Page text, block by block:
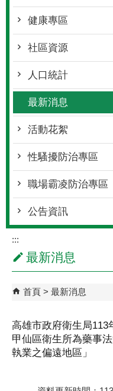
健康專區
社區資源
人口統計
最新消息
活動花絮
性騷擾防治專區
職場霸凌防治專區
公告資訊
:::
最新消息
首頁 最新消息
高雄市政府衛生局113
甲仙區衛生所為藥事
執業之偏遠地區」